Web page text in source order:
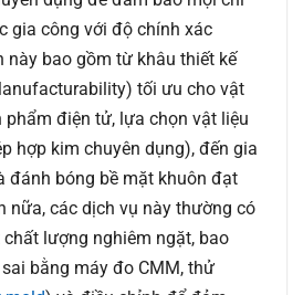
gia công với độ chính xác
này bao gồm từ khâu thiết kế
tối ưu cho vật
phẩm điện tử, lựa chọn vật liệu
hợp kim chuyên dụng), đến gia
đánh bóng bề mặt khuôn đạt
nữa, các dịch vụ này thường có
lượng nghiêm ngặt, bao
bằng máy đo CMM, thử